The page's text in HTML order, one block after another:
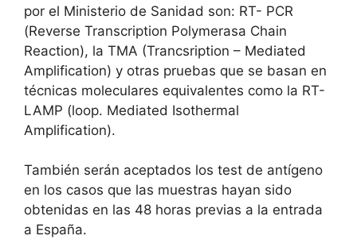
por el Ministerio de Sanidad son: RT- PCR
(Reverse Transcription Polymerasa Chain
Reaction), la TMA (Trancsription – Mediated
Amplification) y otras pruebas que se basan en
técnicas moleculares equivalentes como la RT-
LAMP (loop. Mediated Isothermal
Amplification).
También serán aceptados los test de antígeno
en los casos que las muestras hayan sido
obtenidas en las 48 horas previas a la entrada
a España.